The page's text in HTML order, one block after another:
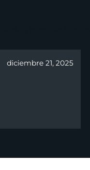
diciembre 21, 2025